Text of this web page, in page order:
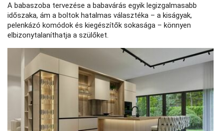
A babaszoba tervezése a babavárás egyik legizgalmasabb
időszaka, ám a boltok hatalmas választéka – a kiságyak,
pelenkázó komódok és kiegészítők sokasága – könnyen
elbizonytalaníthatja a szülőket.